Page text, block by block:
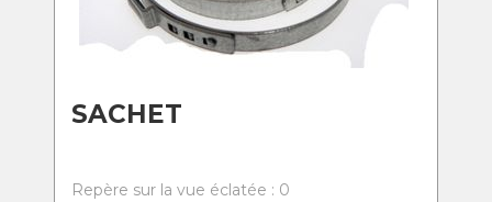
SACHET
Repère sur la vue éclatée : 0